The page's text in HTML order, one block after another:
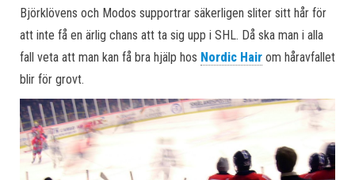
Björklövens och Modos supportrar säkerligen sliter sitt hår för
att inte få en ärlig chans att ta sig upp i SHL. Då ska man i alla
fall veta att man kan få bra hjälp hos Nordic Hair om håravfallet
blir för grovt.